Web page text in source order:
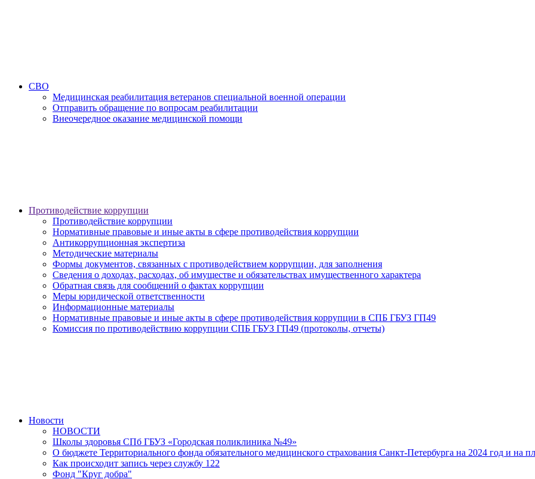
СВО
Медицинская реабилитация ветеранов специальной военной операции
Отправить обращение по вопросам реабилитации
Внеочередное оказание медицинской помощи
Противодействие коррупции
Противодействие коррупции
Нормативные правовые и иные акты в сфере противодействия коррупции
Антикоррупционная экспертиза
Методические материалы
Формы документов, связанных с противодействием коррупции, для заполнения
Сведения о доходах, расходах, об имуществе и обязательствах имущественного характера
Обратная связь для сообщений о фактах коррупции
Меры юридической ответственности
Информационные материалы
Нормативные правовые и иные акты в сфере противодействия коррупции в СПБ ГБУЗ ГП49
Комиссия по противодействию коррупции СПБ ГБУЗ ГП49 (протоколы, отчеты)
Новости
НОВОСТИ
Школы здоровья СПб ГБУЗ «Городская поликлиника №49»
О бюджете Территориального фонда обязательного медицинского страхования Санкт-Петербурга на 2024 год и на
Как происходит запись через службу 122
Фонд "Круг добра"